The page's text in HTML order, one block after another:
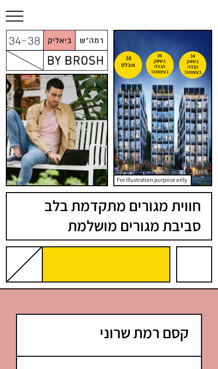
For illustration purpose only
38
אוכלס
36
בשיווק
הבניה
בעיצומה!
34
בשיווק
הבניה
בעיצומה!
חווית מגורים מתקדמת בלב
סביבת מגורים מושלמת
קסם רמת שרוני